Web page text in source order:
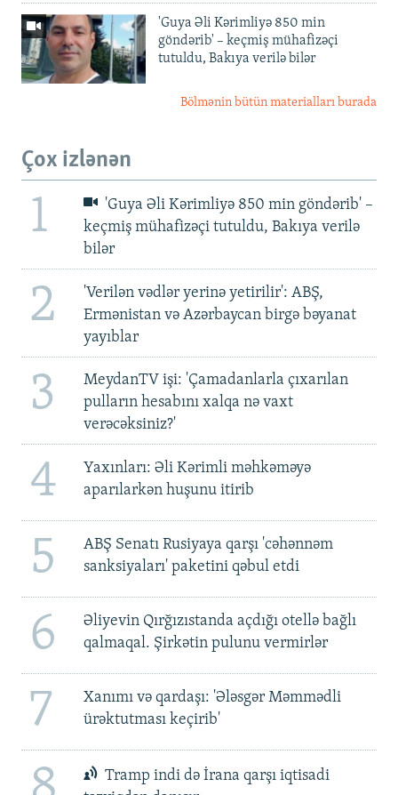
'Guya Əli Kərimliyə 850 min
göndərib' – keçmiş mühafizəçi
tutuldu, Bakıya verilə bilər
Bölmənin bütün materialları burada
Çox izlənən
1
'Guya Əli Kərimliyə 850 min göndərib' –
keçmiş mühafizəçi tutuldu, Bakıya verilə
bilər
2
'Verilən vədlər yerinə yetirilir': ABŞ,
Ermənistan və Azərbaycan birgə bəyanat
yayıblar
3
MeydanTV işi: 'Çamadanlarla çıxarılan
pulların hesabını xalqa nə vaxt
verəcəksiniz?'
4
Yaxınları: Əli Kərimli məhkəməyə
aparılarkən huşunu itirib
5
ABŞ Senatı Rusiyaya qarşı 'cəhənnəm
sanksiyaları' paketini qəbul etdi
6
Əliyevin Qırğızıstanda açdığı otellə bağlı
qalmaqal. Şirkətin pulunu vermirlər
7
Xanımı və qardaşı: 'Ələsgər Məmmədli
ürəktutması keçirib'
Tramp indi də İrana qarşı iqtisadi